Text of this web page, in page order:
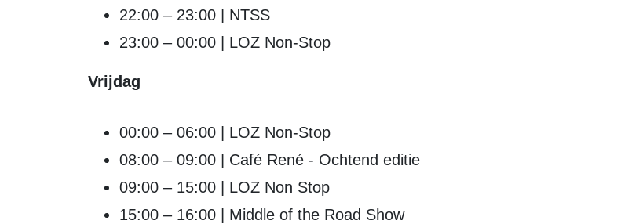
22:00 – 23:00 | NTSS
23:00 – 00:00 | LOZ Non-Stop
Vrijdag
00:00 – 06:00 | LOZ Non-Stop
08:00 – 09:00 | Café René - Ochtend editie
09:00 – 15:00 | LOZ Non Stop
15:00 – 16:00 | Middle of the Road Show